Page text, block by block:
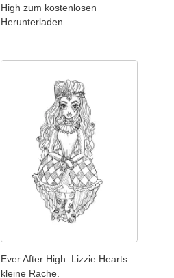
High zum kostenlosen
Herunterladen
Ever After High: Lizzie Hearts
kleine Rache.